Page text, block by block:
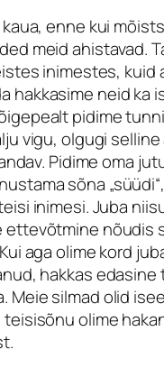
enne kui
meid ahistavad.
inimestes, kuid
hakkasime neid ka
pidime
vigu, olgugi
Pidime oma
sõna
inimesi. Juba
ettevõtmine nõudis
aga olime kord
hakkas edasine
Meie silmad olid
teisisõnu olime